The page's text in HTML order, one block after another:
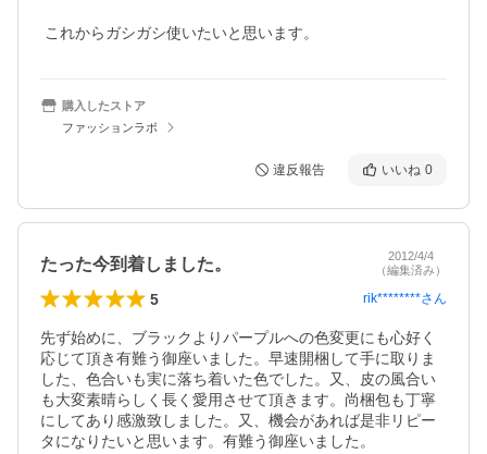
これからガシガシ使いたいと思います。
購入したストア
ファッションラボ
違反報告 いいね 0
たった今到着しました。
2012/4/4
（編集済み）
5 rik********さん
先ず始めに、ブラックよりパープルへの色変更にも心好く
応じて頂き有難う御座いました。早速開梱して手に取りま
した、色合いも実に落ち着いた色でした。又、皮の風合い
も大変素晴らしく長く愛用させて頂きます。尚梱包も丁寧
にしてあり感激致しました。又、機会があれば是非リピー
タになりたいと思います。有難う御座いました。